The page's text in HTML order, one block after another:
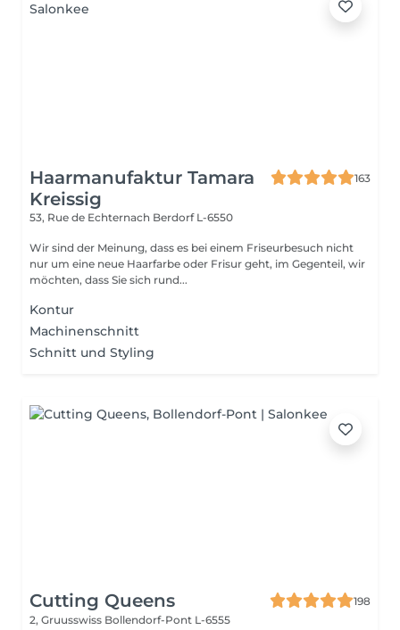
Haarmanufaktur Tamara
Kreissig
163
53, Rue de Echternach Berdorf L-6550
Wir sind der Meinung, dass es bei einem Friseurbesuch nicht
nur um eine neue Haarfarbe oder Frisur geht, im Gegenteil, wir
möchten, dass Sie sich rund...
Kontur
Machinenschnitt
Schnitt und Styling
Cutting Queens
198
2, Gruusswiss Bollendorf-Pont L-6555